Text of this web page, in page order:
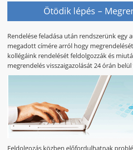
Ötödik lépés –
Rendelése feladása után rendszerünk
megadott címére arról hogy
kollégáink rendelését feldolgozzák és
megrendelés visszaigazolását 24 órán belül
Feldolgozás közben előfordulhatnak